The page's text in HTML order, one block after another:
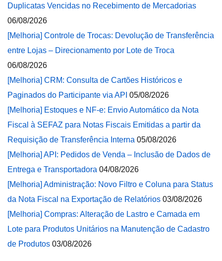
Duplicatas Vencidas no Recebimento de Mercadorias
06/08/2026
[Melhoria] Controle de Trocas: Devolução de Transferência
entre Lojas – Direcionamento por Lote de Troca
06/08/2026
[Melhoria] CRM: Consulta de Cartões Históricos e
Paginados do Participante via API 05/08/2026
[Melhoria] Estoques e NF-e: Envio Automático da Nota
Fiscal à SEFAZ para Notas Fiscais Emitidas a partir da
Requisição de Transferência Interna 05/08/2026
[Melhoria] API: Pedidos de Venda – Inclusão de Dados de
Entrega e Transportadora 04/08/2026
[Melhoria] Administração: Novo Filtro e Coluna para Status
da Nota Fiscal na Exportação de Relatórios 03/08/2026
[Melhoria] Compras: Alteração de Lastro e Camada em
Lote para Produtos Unitários na Manutenção de Cadastro
de Produtos 03/08/2026